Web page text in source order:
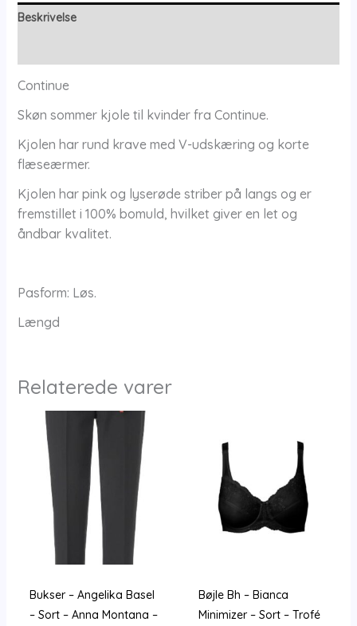
Beskrivelse
Continue
Skøn sommer kjole til kvinder fra Continue.
Kjolen har rund krave med V-udskæring og korte
flæseærmer.
Kjolen har pink og lyserøde striber på langs og er
fremstillet i 100% bomuld, hvilket giver en let og
åndbar kvalitet.
Pasform: Løs.
Længd
Relaterede varer
Bukser – Angelika Basel
– Sort – Anna Montana –
Bøjle Bh – Bianca
Minimizer – Sort – Trofé